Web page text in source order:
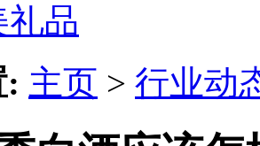
礼品
: 主页 > 行业动